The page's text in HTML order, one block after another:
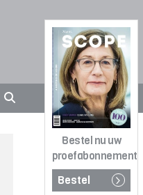
Bestel nu uw
proefabonnement
Bestel